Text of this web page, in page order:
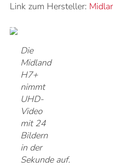
Link zum Hersteller:
Die
Midland
H7+
nimmt
UHD-
Video
mit 24
Bildern
in der
Sekunde auf.